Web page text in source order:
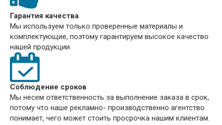
Гарантия качества
Мы используем только проверенные материалы и
комплектующие, поэтому гарантируем высокое качество
нашей продукции.
Соблюдение сроков
Мы несем ответственность за выполнение заказа в срок,
потому что наше рекламно- производственно агентство
понимает, чего может стоить просрочка нашим клиентам.